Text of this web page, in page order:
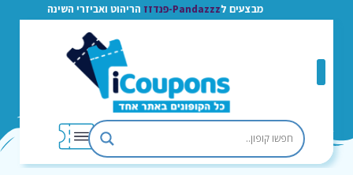
מבצעים לPandazzz-פנדזז הריהוט ואביזרי השינה